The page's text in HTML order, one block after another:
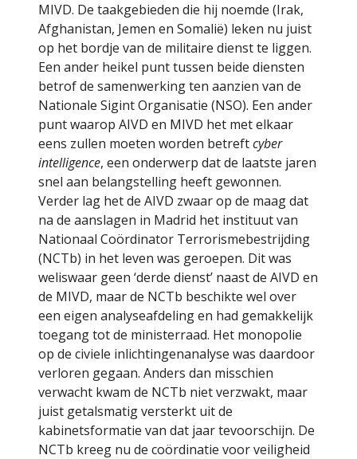
MIVD. De taakgebieden die hij noemde (Irak,
Afghanistan, Jemen en Somalië) leken nu juist
op het bordje van de militaire dienst te liggen.
Een ander heikel punt tussen beide diensten
betrof de samenwerking ten aanzien van de
Nationale Sigint Organisatie (NSO). Een ander
punt waarop AIVD en MIVD het met elkaar
eens zullen moeten worden betreftcyber
intelligence, een onderwerp dat de laatste jaren
snel aan belangstelling heeft gewonnen.
Verder lag het de AIVD zwaar op de maag dat
na de aanslagen in Madrid het instituut van
Nationaal Coördinator Terrorismebestrijding
(NCTb) in het leven was geroepen. Dit was
weliswaar geen ‘derde dienst’ naast de AIVD en
de MIVD, maar de NCTb beschikte wel over
een eigen analyseafdeling en had gemakkelijk
toegang tot de ministerraad. Het monopolie
op de civiele inlichtingenanalyse was daardoor
verloren gegaan. Anders dan misschien
verwacht kwam de NCTb niet verzwakt, maar
juist getalsmatig versterkt uit de
kabinetsformatie van dat jaar tevoorschijn. De
NCTb kreeg nu de coördinatie voor veiligheid